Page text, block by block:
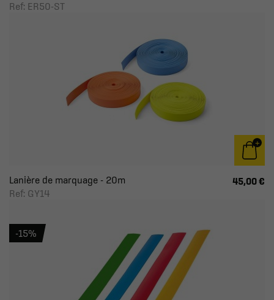
Ref: ER50-ST
Lanière de marquage - 20m
Ref: GY14
45,00 €
-15%